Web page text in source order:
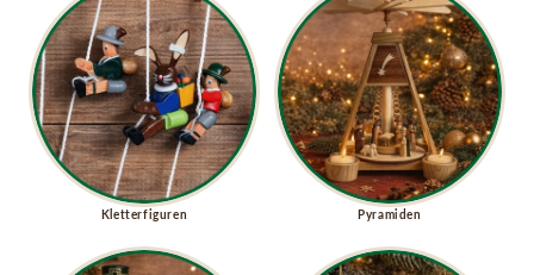
Kletterfiguren Pyramiden